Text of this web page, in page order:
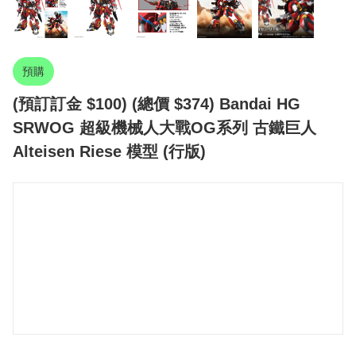
預購
(預訂訂金 $100) (總價 $374) Bandai HG
SRWOG 超級機械人大戰OG系列 古鐵巨人
Alteisen Riese 模型 (行版)